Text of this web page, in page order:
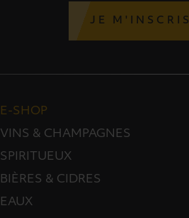
JE M'INSCRIS
E-SHOP
VINS & CHAMPAGNES
SPIRITUEUX
BIÈRES & CIDRES
EAUX